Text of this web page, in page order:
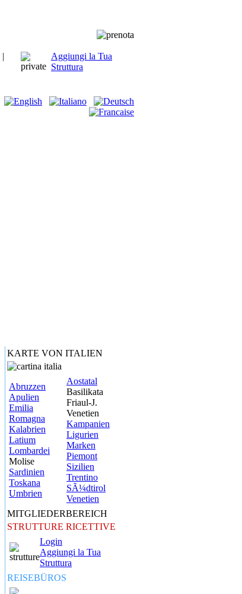
|
Aggiungi la Tua
Struttura
KARTE VON ITALIEN
Abruzzen
Apulien
Emilia
Romagna
Kalabrien
Latium
Lombardei
Molise
Sardinien
Toskana
Umbrien
Aostatal
Basilikata
Friaul-J.
Venetien
Kampanien
Ligurien
Marken
Piemont
Sizilien
Trentino
SÃ¼dtirol
Venetien
MITGLIEDERBEREICH
STRUTTURE RICETTIVE
Login
Aggiungi la Tua
Struttura
REISEBÜROS